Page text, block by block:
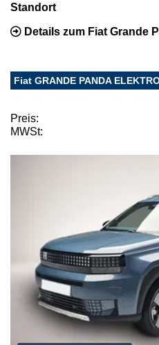
Standort
Details zum Fiat Grande
Fiat GRANDE PANDA
Preis:
MWSt: